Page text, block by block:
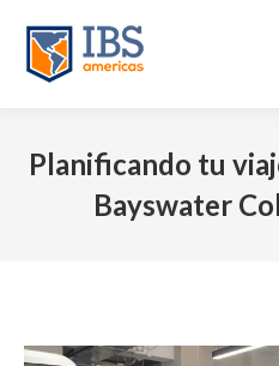
Planificando tu
Bayswater